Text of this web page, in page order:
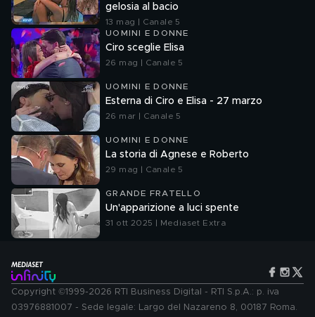
gelosia al bacio
13 mag | Canale 5
UOMINI E DONNE
Ciro sceglie Elisa
26 mag | Canale 5
UOMINI E DONNE
Esterna di Ciro e Elisa - 27 marzo
26 mar | Canale 5
UOMINI E DONNE
La storia di Agnese e Roberto
29 mag | Canale 5
GRANDE FRATELLO
Un'apparizione a luci spente
31 ott 2025 | Mediaset Extra
Copyright ©1999-2026 RTI Business Digital - RTI S.p.A.: p. iva
03976881007 - Sede legale: Largo del Nazareno 8, 00187 Roma.